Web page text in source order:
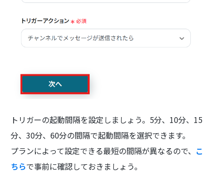
トリガーの起動間隔を設定しましょう。5分、10分、15
分、30分、60分の間隔で起動間隔を選択できます。
プランによって設定できる最短の間隔が異なるので、 こ
ちらで事前に確認しておきましょう。